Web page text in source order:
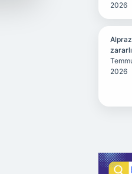
2026
2026